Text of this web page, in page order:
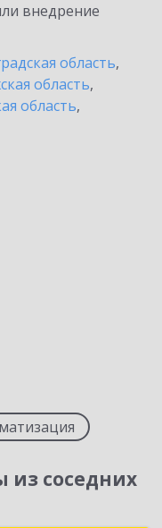
внедрение
область,
область,
область,
соседних